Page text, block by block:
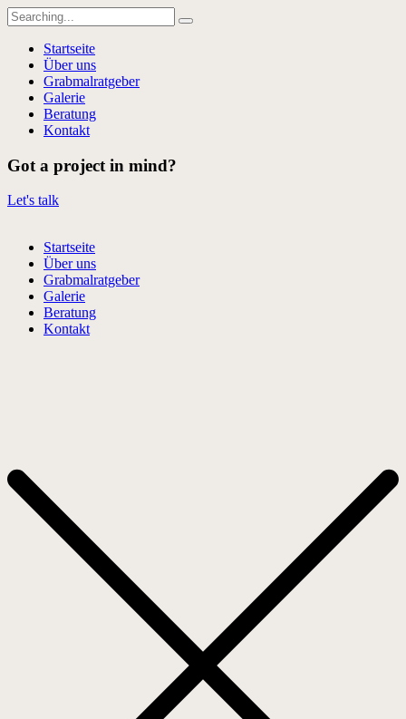
Search
for:
Startseite
Über uns
Grabmalratgeber
Galerie
Beratung
Kontakt
Got a project in mind?
Let's talk
Startseite
Über uns
Grabmalratgeber
Galerie
Beratung
Kontakt